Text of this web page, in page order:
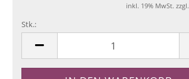
inkl. 19% MwSt. zzgl.
Stk.: